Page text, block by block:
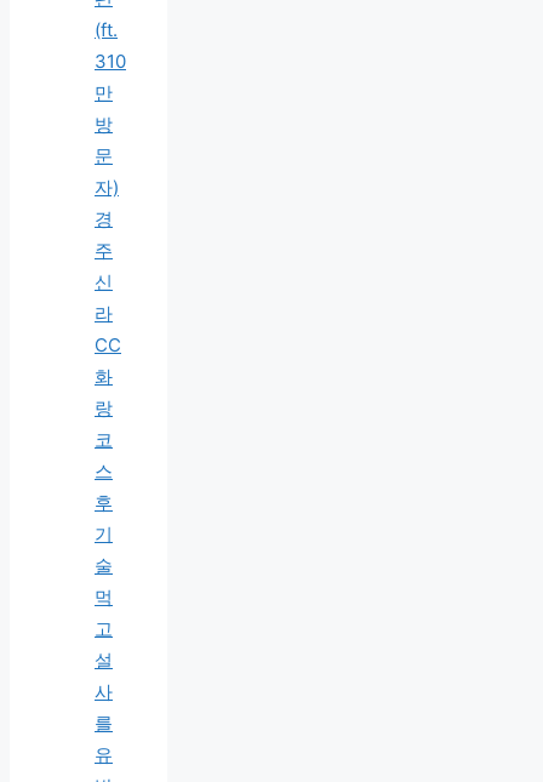
(ft.
310
만
방
문
자)
경
주
신
라
CC
화
랑
코
스
후
기
술
먹
고
설
사
를
유